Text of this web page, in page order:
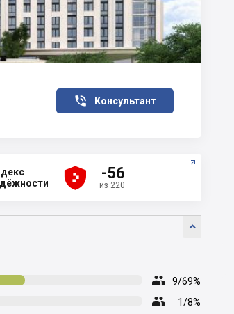
Консультант





 -56
из 220

 9/69%
 1/8%